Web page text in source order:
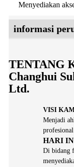
Menyediakan
informasi
TENTANG
Changhui
Ltd.
VISI
Menjadi
HARI
Di bidang